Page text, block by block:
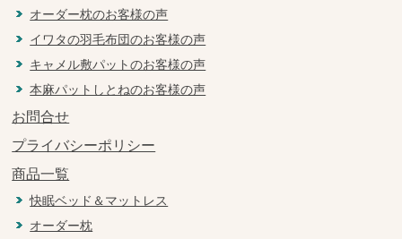
オーダー枕のお客様の声
イワタの羽毛布団のお客様の声
キャメル敷パットのお客様の声
本麻パットしとねのお客様の声
お問合せ
プライバシーポリシー
商品一覧
快眠ベッド＆マットレス
オーダー枕